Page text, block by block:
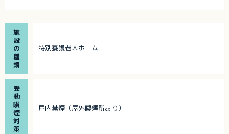
施
設
の
種
類
特別養護老人ホーム
受
動
喫
煙
対
策
屋内禁煙（屋外喫煙所あり）